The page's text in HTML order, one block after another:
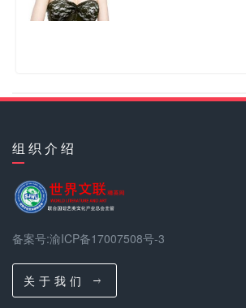
组 织 介 绍
备案号:渝ICP备17007508号-3
关 于 我 们